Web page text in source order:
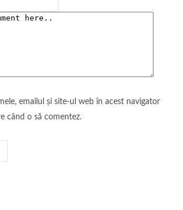
emailul și site-ul web în acest navigator
când o să comentez.